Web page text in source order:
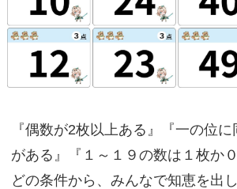
『偶数が2枚以上ある』『一の位
がある』『１～１９の数は１枚か
どの条件から、みんなで知恵を出